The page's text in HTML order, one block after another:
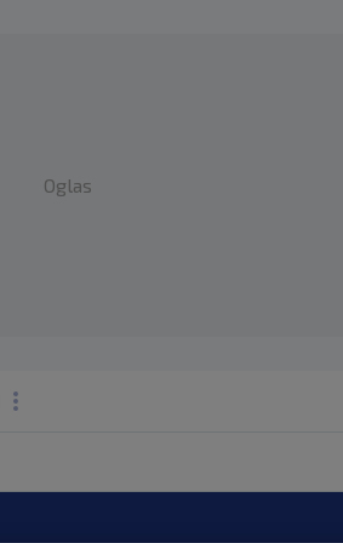
Oglas
KOLUMNE